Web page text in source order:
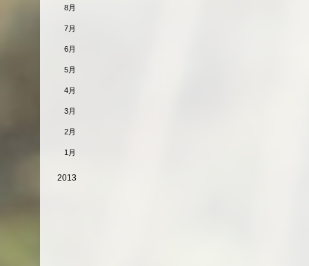
8月
7月
6月
5月
4月
3月
2月
1月
2013